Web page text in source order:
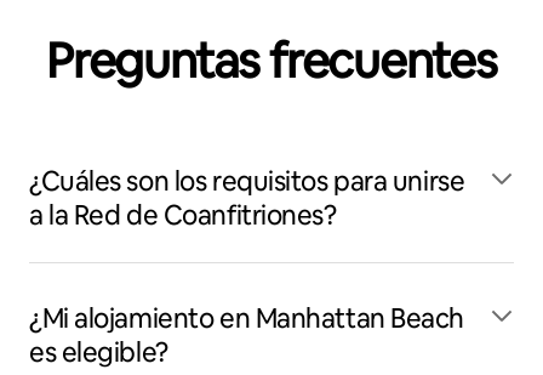
Preguntas frecuentes
¿Cuáles son los requisitos para unirse
a la Red de Coanfitriones?
¿Mi alojamiento en Manhattan Beach
es elegible?